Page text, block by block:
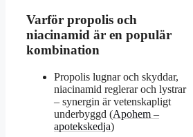
Varför propolis och
niacinamid är en populär
kombination
Propolis lugnar och skyddar,
niacinamid reglerar och lystrar
– synergin är vetenskapligt
underbyggd (Apohem –
apotekskedja)